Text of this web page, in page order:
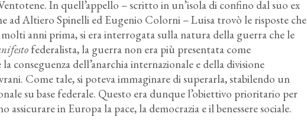
In quell’appello – scritto in un’isola di confino dal suo ex
ad Altiero Spinelli ed Eugenio Colorni – Luisa trovò le risposte che
anni prima, si era interrogata sulla natura della guerra che le
federalista, la guerra non era più presentata come
conseguenza dell’anarchia internazionale e della divisione
Come tale, si poteva immaginare di superarla, stabilendo un
su base federale. Questo era dunque l’obiettivo prioritario per
assicurare in Europa la pace, la democrazia e il benessere sociale.